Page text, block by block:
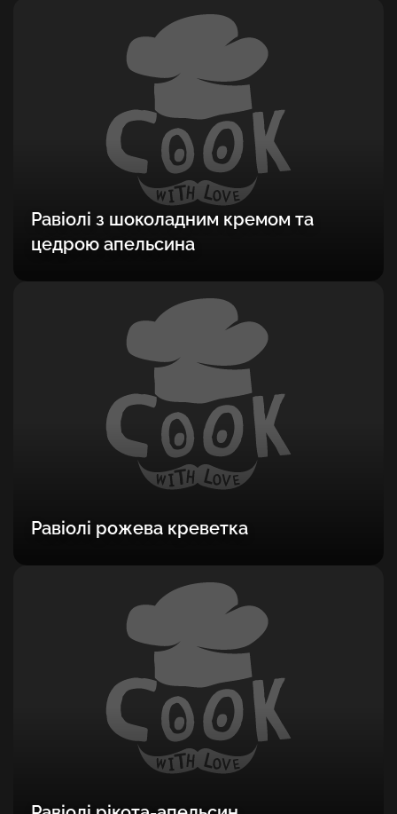
Равіолі з шоколадним кремом та
цедрою апельсина
Равіолі рожева креветка